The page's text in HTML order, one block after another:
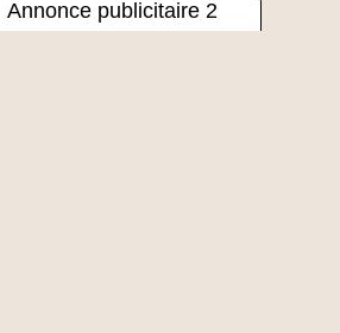
Annonce publicitaire 2